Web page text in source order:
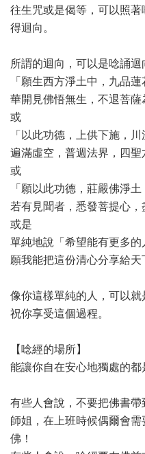
往生咒或是偈等，可以照
得迴向。
所謂的迴向，可以是唸誦迴
「願生西方淨土中，九品
華開見佛悟無生，不退菩薩
或
「以此功德，上供下施，
遍滿虛空，普週法界，四聖
或
「願以此功德，莊嚴佛淨
若有見聞者，悉發菩提心，
或是
單純地說「希望能有更多的
願我能把這份清心分享給天
像你這樣單純的人，可以就
祝你享受這個過程。
【唸經的場所】
能讓你自在安心地獨處的都
有些人會說，不要把佛書
師姐，在上班時候偶爾會
佛！